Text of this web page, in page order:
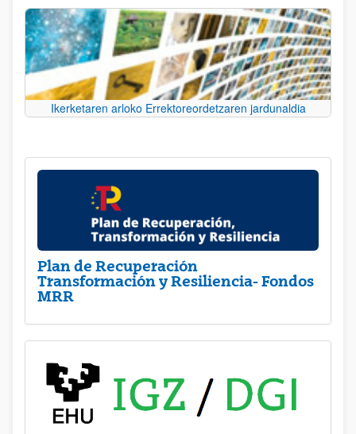
Ikerketaren arloko Errektoreordetzaren jardunaldia
Plan de Recuperación
Transformación y Resiliencia- Fondos
MRR